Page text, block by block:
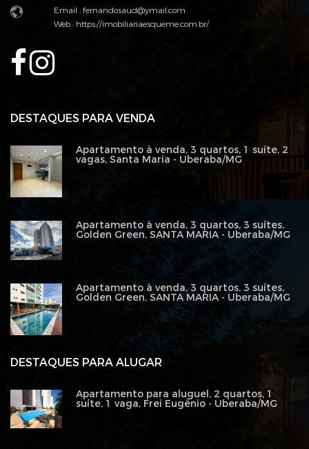
Email :fernandosaud@ymail.com
Web :https://imobiliariaesqueme.com.br/
DESTAQUES PARA ALUGAR
Apartamento para aluguel, 2 quartos, 1
suíte, 1 vaga, Frei Eugênio - Uberaba/MG
DESTAQUES PARA VENDA
Apartamento à venda, 3 quartos, 1 suíte, 2
vagas, Santa Maria - Uberaba/MG
Apartamento à venda, 3 quartos, 3 suítes,
Golden Green, SANTA MARIA - Uberaba/MG
Apartamento à venda, 3 quartos, 3 suítes,
Golden Green, SANTA MARIA - Uberaba/MG